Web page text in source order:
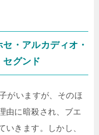
・アルカディオ・
セグンド
がいますが、そのほ
由に暗殺され、ブエ
いきます。しかし、